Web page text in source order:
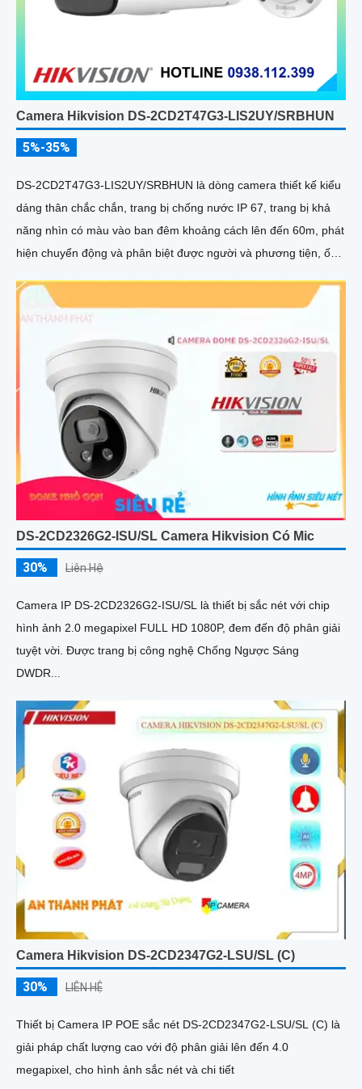
Camera Hikvision DS-2CD2T47G3-LIS2UY/SRBHUN
5%-35%
DS-2CD2T47G3-LIS2UY/SRBHUN là dòng camera thiết kế kiểu
dáng thân chắc chắn, trang bị chống nước IP 67, trang bị khả
năng nhìn có màu vào ban đêm khoảng cách lên đến 60m, phát
hiện chuyển động và phân biệt được người và phương tiện, ống
DS-2CD2326G2-ISU/SL Camera Hikvision Có Mic
30% Liên Hệ
Camera IP DS-2CD2326G2-ISU/SL là thiết bị sắc nét với chip
hình ảnh 2.0 megapixel FULL HD 1080P, đem đến độ phân giải
tuyệt vời. Được trang bị công nghệ Chống Ngược Sáng
DWDR...
Camera Hikvision DS-2CD2347G2-LSU/SL (C)
30% LIÊN HỆ
Thiết bị Camera IP POE sắc nét DS-2CD2347G2-LSU/SL (C) là
giải pháp chất lượng cao với độ phân giải lên đến 4.0
megapixel, cho hình ảnh sắc nét và chi tiết